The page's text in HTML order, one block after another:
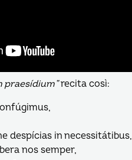
praesídium”recita così:
despícias in necessitátibus,
nos semper,